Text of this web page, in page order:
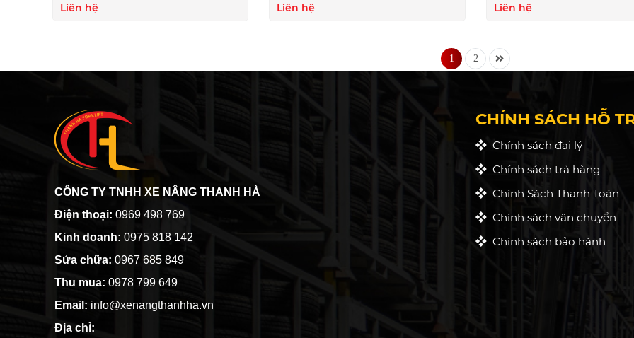
Liên hệ
Liên hệ
Liên hệ
1 2
CÔNG TY TNHH XE NÂNG THANH HÀ
Điện thoại: 0969 498 769
Kinh doanh: 0975 818 142
Sửa chữa: 0967 685 849
Thu mua: 0978 799 649
Email: info@xenangthanhha.vn
Địa chỉ:
CHÍNH SÁCH HỖ
Chính sách đại lý
Chính sách trả hàng
Chính Sách Thanh Toán
Chính sách vận chuyển
Chính sách bảo hành